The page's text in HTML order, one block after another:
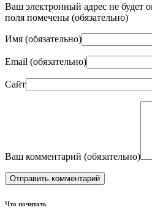
Ваш электронный адрес не будет
поля помечены (обязательно)
Имя (обязательно)
Email (обязательно)
Сайт
Ваш комментарий (обязательно)
Что почитать